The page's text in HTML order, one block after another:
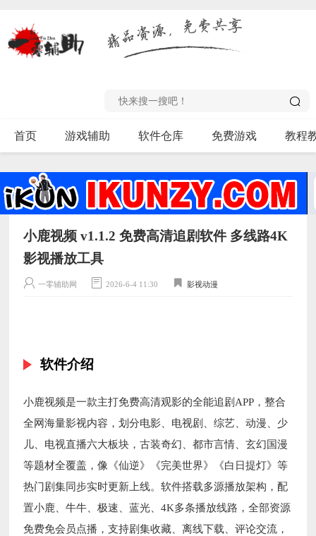
首页 游戏辅助 软件仓库 免费游戏 教程
小鹿视频 v1.1.2 免费高清追剧软件 多线路4K
影视播放工具
一零辅助网 2026-6-4 11:30 影视动漫
软件介绍
小鹿视频是一款主打免费高清观影的全能追剧APP，整合
全网海量影视内容，划分电影、电视剧、综艺、动漫、少
儿、电视直播六大板块，古装奇幻、都市言情、玄幻国漫
等题材全覆盖，像《仙逆》《完美世界》《白日提灯》等
热门剧集同步实时更新上线。软件搭载多源播放架构，配
置小鹿、牛牛、极速、蓝光、4K多条播放线路，全部资源
免费免会员点播，支持剧集收藏、离线下载、评论交流，